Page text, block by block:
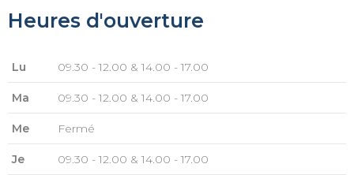
Heures d'ouverture
Lu 09.30 - 12.00 & 14.00 - 17.00
Ma 09.30 - 12.00 & 14.00 - 17.00
Me Fermé
Je 09.30 - 12.00 & 14.00 - 17.00